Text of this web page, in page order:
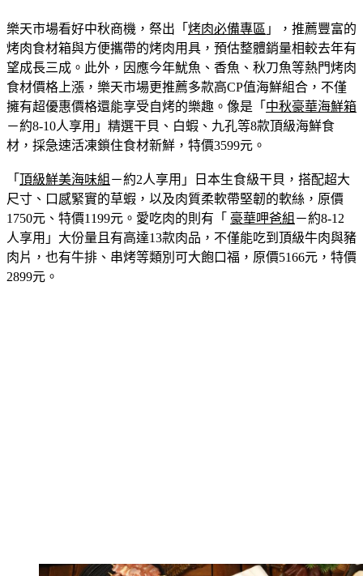
樂天市場看好中秋商機，祭出「烤肉必備專區」，推薦豐富的
烤肉食材箱與方便攜帶的烤肉用具，預估整體銷量相較去年有
望成長三成。此外，因應今年魷魚、香魚、秋刀魚等熱門烤肉
食材價格上漲，樂天市場更推薦多款高CP值海鮮組合，不僅
擁有超優惠價格還能享受自烤的樂趣。像是「中秋豪華海鮮箱
－約8-10人享用」精選干貝、白蝦、九孔等8款頂級海鮮食
「頂級鮮美海味組－約2人享用」日本生食級干貝，搭配超大
尺寸、口感緊實的草蝦，以及肉質柔軟帶堅韌的軟絲，原價
1750元、特價1199元。愛吃肉的則有「 豪華呷爸組－約8-12
人享用」大份量且有高達13款肉品，不僅能吃到頂級牛肉與豬
肉片，也有牛排、串烤等類別可大飽口福，原價5166元，特價